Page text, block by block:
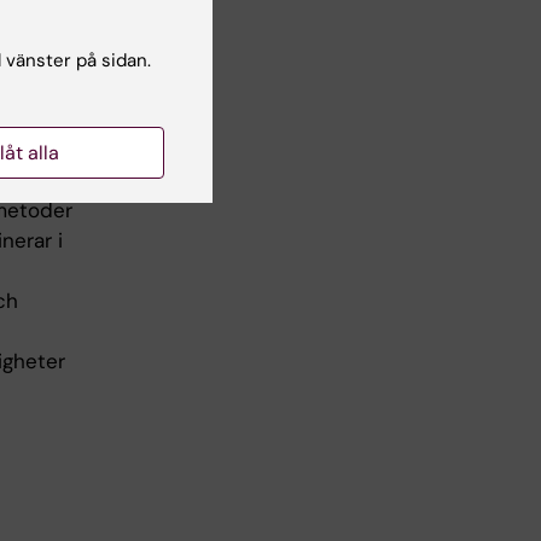
3.0
i
på sidan.
alla